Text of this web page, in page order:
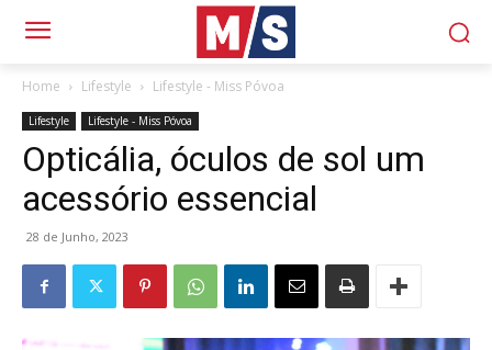
Home Lifestyle Lifestyle - Miss Póvoa
Lifestyle Lifestyle - Miss Póvoa
Opticália, óculos de sol um
acessório essencial
28 de Junho, 2023